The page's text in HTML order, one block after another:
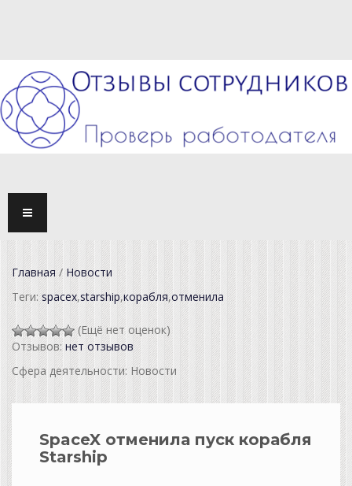
Главная/ Новости
Теги:spacex,starship,корабля,отменила
(Ещё нет оценок)
Отзывов:нет отзывов
Сфера деятельности: Новости
SpaceX отменила пуск корабля
Starship